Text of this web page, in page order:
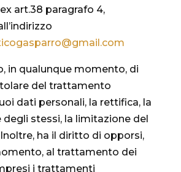
art.38 paragrafo 4,
gmail.com
in qualunque momento, di
del trattamento
dati personali, la rettifica, la
degli stessi, la limitazione del
ha il diritto di opporsi,
al trattamento dei
i trattamenti